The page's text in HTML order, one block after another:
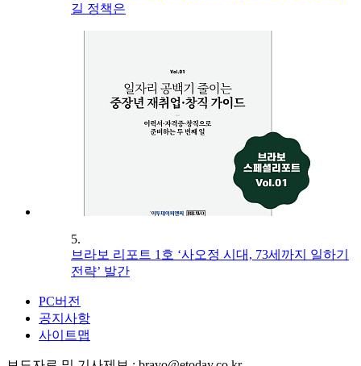
길 정책은
5.
브라보 리포트 1호 ‘사오정 시대, 73세까지 일하기
전략’ 발간
PC버전
공지사항
사이트맵